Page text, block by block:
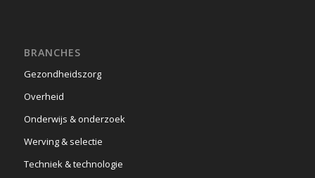
BRANCHES
Gezondheidszorg
Overheid
Onderwijs & onderzoek
Werving & selectie
Techniek & technologie